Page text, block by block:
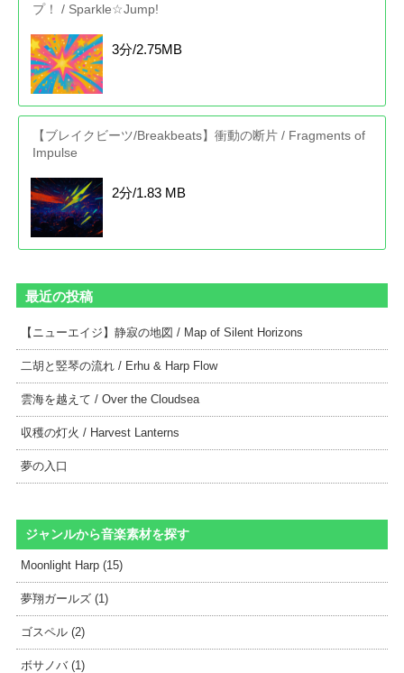
プ！ / Sparkle☆Jump!
3分/2.75MB
【ブレイクビーツ/Breakbeats】衝動の断片 / Fragments of
Impulse
2分/1.83 MB
最近の投稿
【ニューエイジ】静寂の地図 / Map of Silent Horizons
二胡と竪琴の流れ / Erhu & Harp Flow
雲海を越えて / Over the Cloudsea
収穫の灯火 / Harvest Lanterns
夢の入口
ジャンルから音楽素材を探す
Moonlight Harp (15)
夢翔ガールズ (1)
ゴスペル (2)
ボサノバ (1)